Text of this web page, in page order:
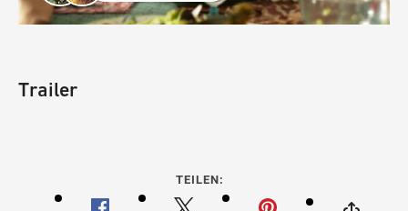
Trailer
TEILEN: